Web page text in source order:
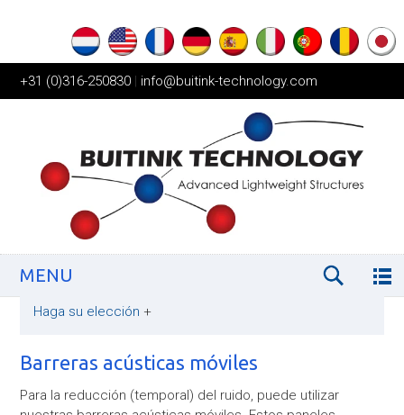
+31 (0)316-250830 | info@buitink-technology.com
MENU
Haga su elección +
Barreras acústicas móviles
Para la reducción (temporal) del ruido, puede utilizar